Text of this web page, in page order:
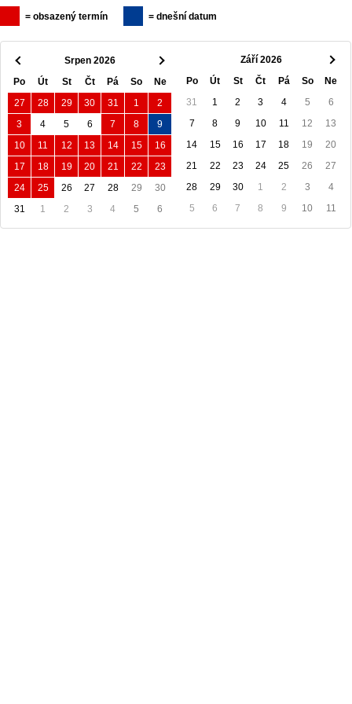
= obsazený termín = dnešní datum
Srpen 2026
Po
Út St Čt Pá So
Ne
27
28 29 30 31 1
2
3
4 5 6 7 8
9
10
11 12 13 14 15
16
17
18 19 20 21 22
23
24
25 26 27 28 29
30
31
1 2 3 4 5 6
Září 2026
Po
Út St Čt Pá So
Ne
31
1 2 3 4 5
6
7
8 9 10 11 12
13
14
15 16 17 18 19
20
21
22 23 24 25 26
27
28
29 30 1 2 3
4
5
6 7 8 9 10 11